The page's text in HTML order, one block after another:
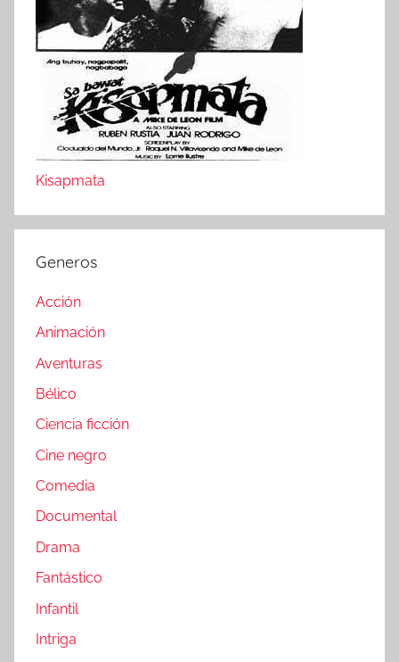
Kisapmata
Generos
Acción
Animación
Aventuras
Bélico
Ciencia ficción
Cine negro
Comedia
Documental
Drama
Fantástico
Infantil
Intriga